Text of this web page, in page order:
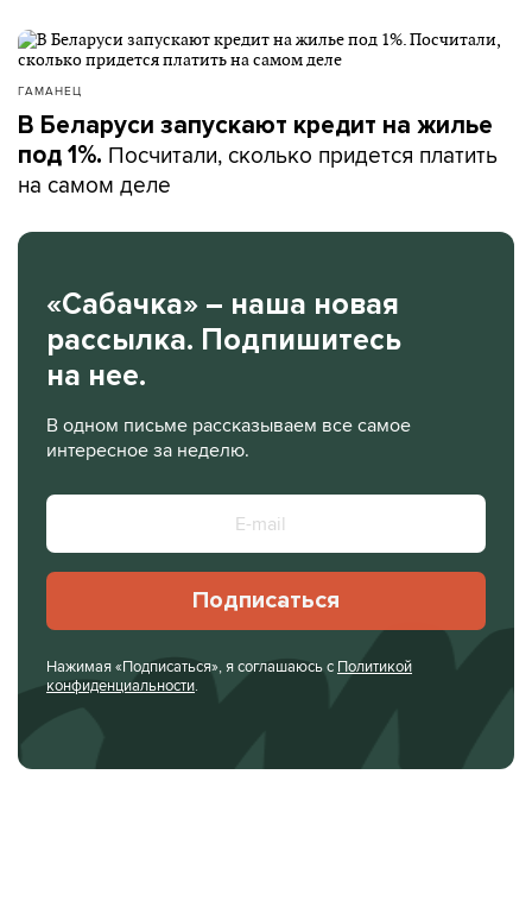
ГАМАНЕЦ
В Беларуси запускают кредит на жилье
под 1%. Посчитали, сколько придется платить
на самом деле
«Сабачка» – наша новая
рассылка. Подпишитесь
на нее.
В одном письме рассказываем все самое
интересное за неделю.
Подписаться
Нажимая «Подписаться», я соглашаюсь с Политикой
конфиденциальности.